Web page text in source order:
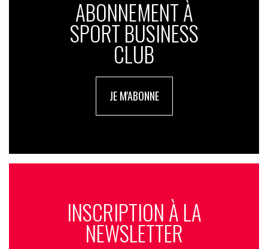
ABONNEMENT À
SPORT BUSINESS
CLUB
JE M'ABONNE
INSCRIPTION À LA
NEWSLETTER